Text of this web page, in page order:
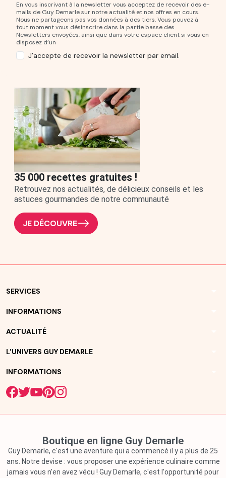
En vous inscrivant à la newsletter vous acceptez de recevoir des e-
mails de Guy Demarle sur notre actualité et nos offres en cours.
Nous ne partageons pas vos données à des tiers. Vous pouvez à
tout moment vous désinscrire dans la partie basse des
Newsletters envoyées, ainsi que dans votre espace client si vous en
disposez d’un
J’accepte de recevoir la newsletter par email.
35 000 recettes gratuites !
Retrouvez nos actualités, de délicieux conseils et les
astuces gourmandes de notre communauté
JE DÉCOUVRE
SERVICES
INFORMATIONS
ACTUALITÉ
L'UNIVERS GUY DEMARLE
INFORMATIONS
Boutique en ligne Guy Demarle
Guy Demarle, c'est une aventure qui a commencé il y a plus de 25
ans. Notre devise : vous proposer une expérience culinaire comme
jamais vous n'en avez vécu ! Guy Demarle, c'est l'opportunité pour